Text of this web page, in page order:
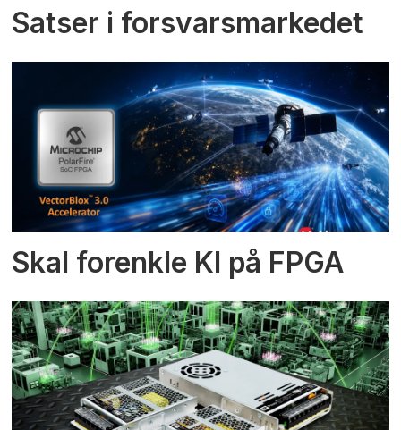
Satser i forsvarsmarkedet
Skal forenkle KI på FPGA